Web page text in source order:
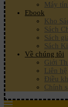
Máy
Ebook
Kho
Sách
Sách
Sách
Về chúng tôi
Giới
Liên hệ
Điều
Chính